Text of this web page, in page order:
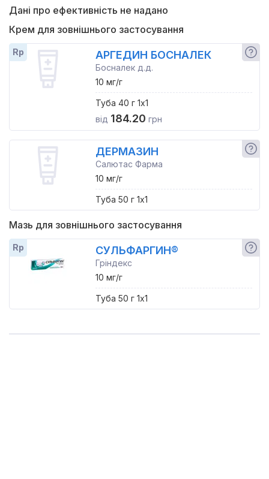
Дані про ефективність не надано
Крем для зовнішнього застосування
Rp АРГЕДИН БОСНАЛЕК
Босналек д.д.
10 мг/г
Туба 40 г 1x1
від 184.20 грн
ДЕРМАЗИН
Салютас Фарма
10 мг/г
Туба 50 г 1x1
Мазь для зовнішнього застосування
Rp СУЛЬФАРГИН®
Гріндекс
10 мг/г
Туба 50 г 1x1